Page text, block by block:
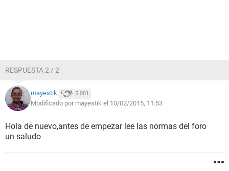
RESPUESTA 2 / 2
mayestik 5.001
Modificado por mayestik el 10/02/2015, 11:53
Hola de nuevo,antes de empezar lee las normas del foro
un saludo